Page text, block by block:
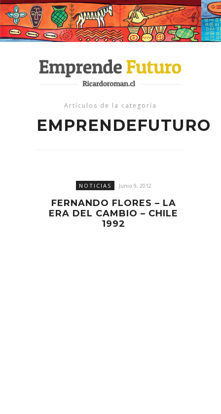
Artículos de la categoría
EMPRENDEFUTURO
NOTICIAS Junio 9, 2012
FERNANDO FLORES – LA
ERA DEL CAMBIO – CHILE
1992